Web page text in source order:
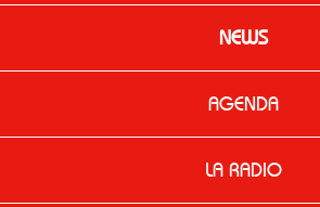
NEWS
AGENDA
LA RADIO